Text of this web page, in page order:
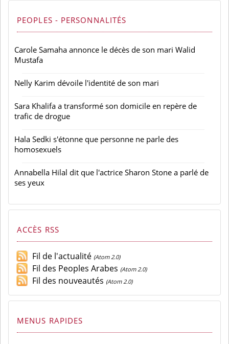
PEOPLES - PERSONNALITÉS
Carole Samaha annonce le décès de son mari Walid
Mustafa
Nelly Karim dévoile l'identité de son mari
Sara Khalifa a transformé son domicile en repère de
trafic de drogue
Hala Sedki s'étonne que personne ne parle des
homosexuels
Annabella Hilal dit que l'actrice Sharon Stone a parlé de
ses yeux
ACCÈS RSS
Fil de l'actualité (Atom 2.0)
Fil des Peoples Arabes (Atom 2.0)
Fil des nouveautés (Atom 2.0)
MENUS RAPIDES